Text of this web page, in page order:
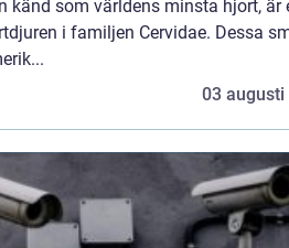
känd som världens minsta hjort, är
i familjen Cervidae. Dessa
03 augusti